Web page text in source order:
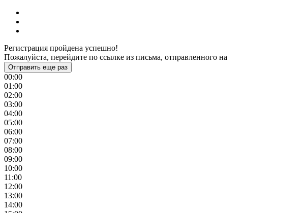
Регистрация пройдена успешно!
Пожалуйста, перейдите по ссылке из письма, отправленного на
Отправить еще раз
00:00
01:00
02:00
03:00
04:00
05:00
06:00
07:00
08:00
09:00
10:00
11:00
12:00
13:00
14:00